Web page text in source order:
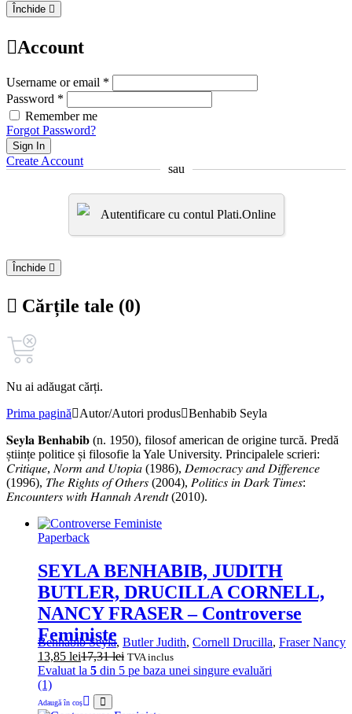
Închide
Account
Username or email *
Password *
Remember me
Forgot Password?
Sign In
Create Account
sau
Autentificare cu contul Plati.Online
Închide
Cărțile tale (0)
Nu ai adăugat cărți.
Prima pagină
Autor/Autori produs Benhabib Seyla
𝐒𝐞𝐲𝐥𝐚 𝐁𝐞𝐧𝐡𝐚𝐛𝐢𝐛 (n. 1950), filosof american de origine turcă. Predă
științe politice și filosofie la Yale University. Principalele scrieri:
𝐶𝑟𝑖𝑡𝑖𝑞𝑢𝑒, 𝑁𝑜𝑟𝑚 𝑎𝑛𝑑 𝑈𝑡𝑜𝑝𝑖𝑎 (1986), 𝐷𝑒𝑚𝑜𝑐𝑟𝑎𝑐𝑦 𝑎𝑛𝑑 𝐷𝑖𝑓𝑓𝑒𝑟𝑒𝑛𝑐𝑒
(1996), 𝑇ℎ𝑒 𝑅𝑖𝑔ℎ𝑡𝑠 𝑜𝑓 𝑂𝑡ℎ𝑒𝑟𝑠 (2004), 𝑃𝑜𝑙𝑖𝑡𝑖𝑐𝑠 𝑖𝑛 𝐷𝑎𝑟𝑘 𝑇𝑖𝑚𝑒𝑠:
𝐸𝑛𝑐𝑜𝑢𝑛𝑡𝑒𝑟𝑠 𝑤𝑖𝑡ℎ 𝐻𝑎𝑛𝑛𝑎ℎ 𝐴𝑟𝑒𝑛𝑑𝑡 (2010).
Paperback
SEYLA BENHABIB, JUDITH
BUTLER, DRUCILLA CORNELL,
NANCY FRASER – Controverse
Feministe
Benhabib Seyla, Butler Judith, Cornell Drucilla, Fraser Nancy
13,85 lei17,31lei TVA inclus
Evaluat la 5 din 5 pe baza unei singure evaluări
(1)
Adaugă în coș